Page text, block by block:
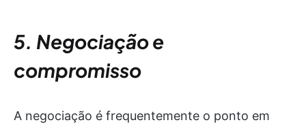
5. Negociação e
compromisso
A negociação é frequentemente o ponto em